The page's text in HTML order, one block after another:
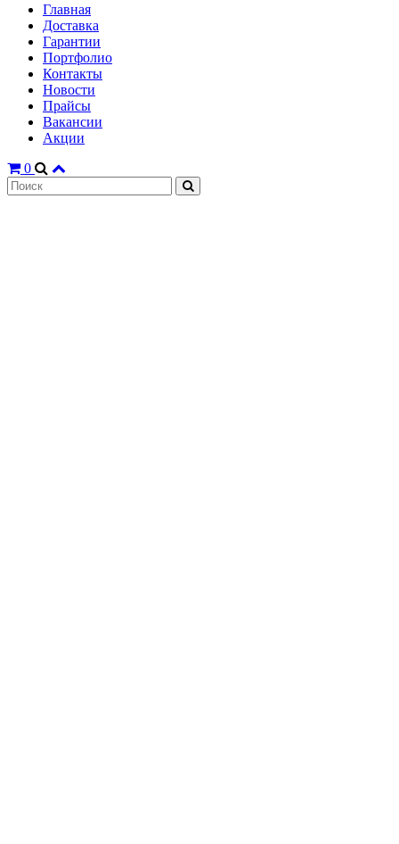
Главная
Доставка
Гарантии
Портфолио
Контакты
Новости
Прайсы
Вакансии
Акции
0